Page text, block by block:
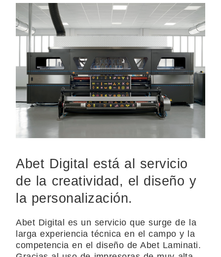
Abet Digital está al servicio
de la creatividad, el diseño y
la personalización.
Abet Digital es un servicio que surge de la
larga experiencia técnica en el campo y la
competencia en el diseño de Abet Laminati.